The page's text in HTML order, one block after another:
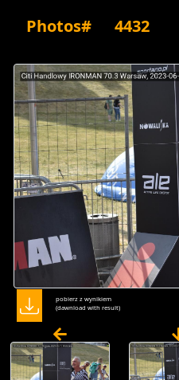
Photos# 4432
pobierz z wynikiem
(dawnload with result)